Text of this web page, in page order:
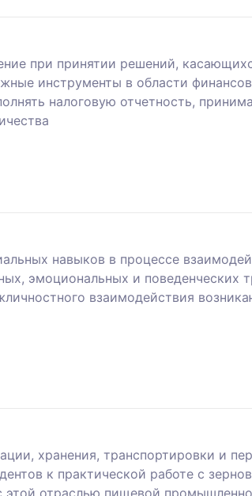
при принятии решений,
инструменты в области
налоговую отчетность,
навыков в процессе
эмоциональных и поведенческих
взаимодействия
хранения, транспортировки и
к практической работе с
этой отраслью пищевой